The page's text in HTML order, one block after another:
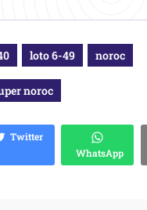
loto 6-49 noroc
noroc
Twitter
WhatsApp